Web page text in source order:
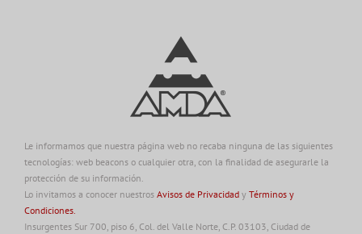
Le informamos que nuestra página web no recaba ninguna de las siguientes
tecnologías: web beacons o cualquier otra, con la finalidad de asegurarle la
protección de su información.
Lo invitamos a conocer nuestros Avisos de Privacidad y Términos y
Condiciones.
Insurgentes Sur 700, piso 6, Col. del Valle Norte, C.P. 03103, Ciudad de